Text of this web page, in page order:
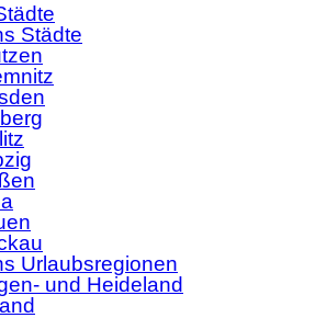
Städte
Urlaubsregionen
und Heideland